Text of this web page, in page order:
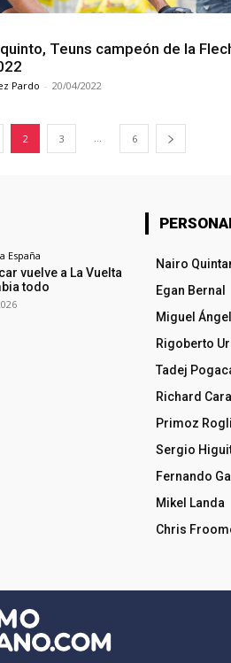
Teuns campeón de la
Pardo - 20/04/2022
2 3 ... 6
España
vuelve a La Vuelta
todo
Nairo
Egan Bernal
Miguel
Rigoberto
Tadej
Richard
Primoz
Sergio
Fernando
Mikel Landa
Chris